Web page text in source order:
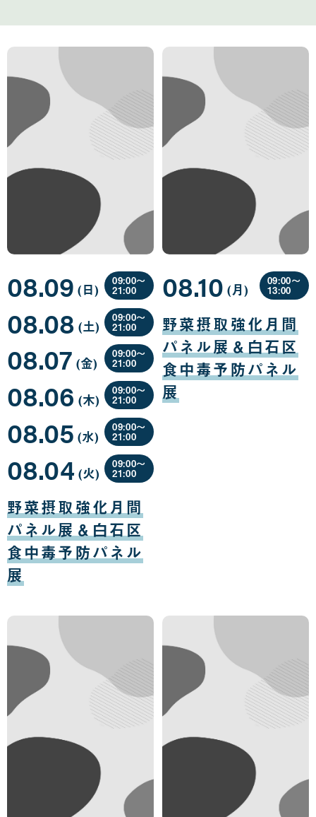
野菜摂取強化月間
パネル展＆白石区
食中毒予防パネル
展
08.04
月
04
日
(火曜
日
)
09:00〜
21:00
08.05
月
05
(水曜
日
)
09:00〜
21:00
08.06
月
06
(木曜
日
)
09:00〜
21:00
08.07
月
07
(金曜
日
)
09:00〜
21:00
08.08
月
08
(土曜
日
)
09:00〜
21:00
08.09
月
09
日
(日曜
日
)
09:00〜
21:00
野菜摂取強化月間
パネル展＆白石区
食中毒予防パネル
展
08.10
月
10
日
(月曜
日
)
09:00〜
13:00